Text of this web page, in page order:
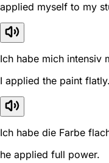
applied myself to my
Ich habe mich intensiv
I applied the paint flatly.
Ich habe die Farbe
he applied full power.